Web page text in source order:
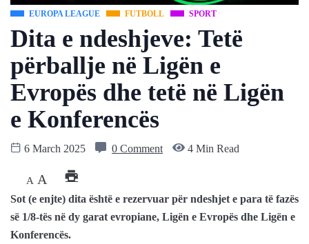
EUROPA LEAGUE FUTBOLL SPORT
Dita e ndeshjeve: Tetë
përballje në Ligën e
Evropës dhe tetë në Ligën
e Konferencës
6 March 2025 0 Comment 4 Min Read
A A
Sot (e enjte) dita është e rezervuar për ndeshjet e para të fazës
së 1/8-tës në dy garat evropiane, Ligën e Evropës dhe Ligën e
Konferencës.